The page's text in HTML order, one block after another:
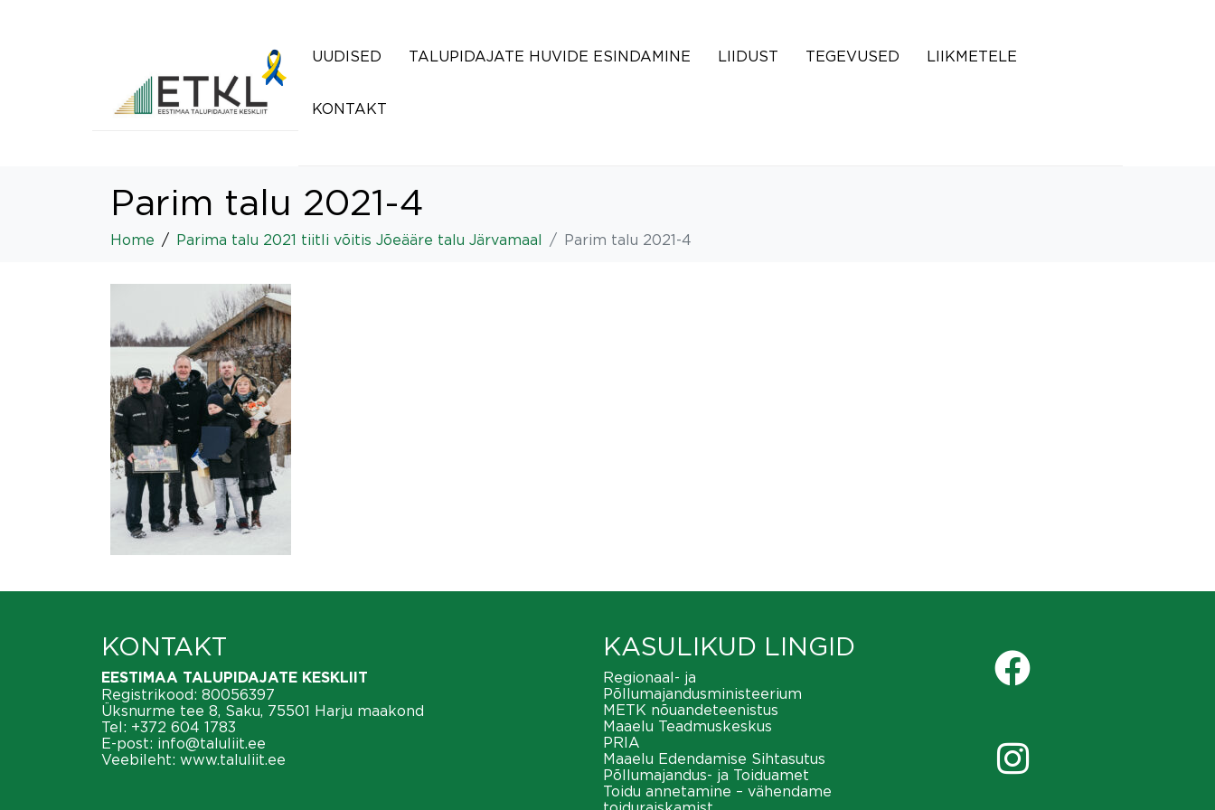
UUDISED TALUPIDAJATE HUVIDE ESINDAMINE LIIDUST TEGEVUSED LIIKMETELE
KONTAKT
Parim talu 2021-4
Home Parima talu 2021 tiitli võitis Jõeääre talu Järvamaal Parim talu 2021-4
KONTAKT
EESTIMAA TALUPIDAJATE KESKLIIT
Registrikood: 80056397
Üksnurme tee 8, Saku, 75501 Harju maakond
Tel: +372 604 1783
E-post: info@taluliit.ee
Veebileht: www.taluliit.ee
KASULIKUD LINGID
Regionaal- ja
Põllumajandusministeerium
METK nõuandeteenistus
Maaelu Teadmuskeskus
PRIA
Maaelu Edendamise Sihtasutus
Põllumajandus- ja Toiduamet
Toidu annetamine – vähendame